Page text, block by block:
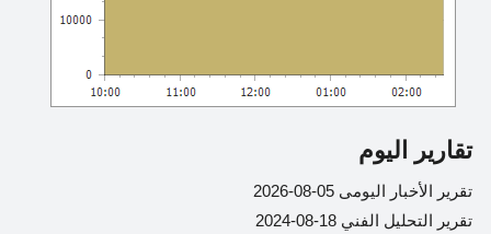
تقارير اليوم
تقرير الأخبار اليومى 05-08-2026
تقرير التحليل الفني 18-08-2024